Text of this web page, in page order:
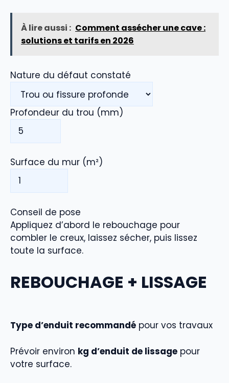
À lire aussi : Comment assécher une cave :
solutions et tarifs en 2026
Nature du défaut constaté
Profondeur du trou (mm)
Surface du mur (m²)
Conseil de pose
Appliquez d’abord le rebouchage pour
combler le creux, laissez sécher, puis lissez
toute la surface.
REBOUCHAGE + LISSAGE
Type d’enduit recommandé pour vos travaux
Prévoir environ kg d’enduit de lissage pour
votre surface.